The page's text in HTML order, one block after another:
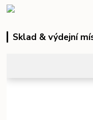
Sklad & výdejní